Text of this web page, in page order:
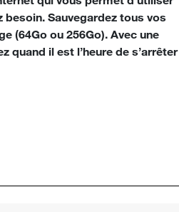
Sauvegardez tous vos
(64Go ou 256Go). Avec une
quand il est l’heure de s’arrêter